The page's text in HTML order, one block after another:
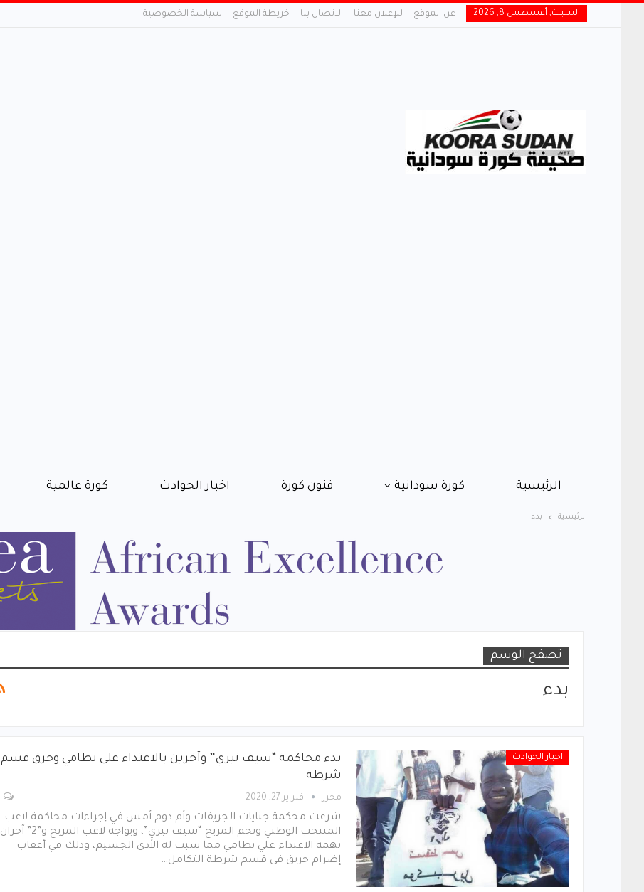
السبت, أغسطس 8, 2026 عن الموقع للإعلان معنا الاتصال بنا خريطة الموقع سياسة الخصوصية
الرئيسية كورة سودانية فنون كورة اخبار الحوادث كورة عالمية
الرئيسية بدء
تصفح الوسم
بدء
اخبار الحوادث
بدء محاكمة “سيف تيري” وآخرين بالاعتداء على نظامي وحرق قسم
شرطة
محرر فبراير 27, 2020
شرعت محكمة جنايات الجريفات وأم دوم أمس في إجراءات محاكمة لاعب
المنتخب الوطني ونجم المريخ “سيف تيري”، ويواجه لاعب المريخ و”2” آخران
تهمة الاعتداء علي نظامي مما سبب له الأذى الجسيم، وذلك في أعقاب
إضرام حريق في قسم شرطة التكامل…